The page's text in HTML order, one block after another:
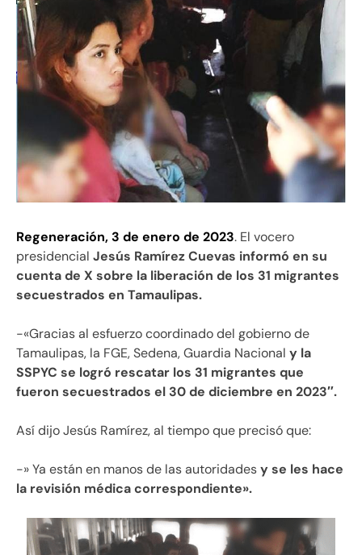
Regeneración, 3 de enero de 2023. El vocero
presidencial Jesús Ramírez Cuevas informó en su
cuenta de X sobre la liberación de los 31 migrantes
secuestrados en Tamaulipas.
-«Gracias al esfuerzo coordinado del gobierno de
Tamaulipas, la FGE, Sedena, Guardia Nacional y la
SSPYC se logró rescatar los 31 migrantes que
fueron secuestrados el 30 de diciembre en 2023″.
Así dijo Jesús Ramírez, al tiempo que precisó que:
-» Ya están en manos de las autoridadesy se les hace
la revisión médica correspondiente».